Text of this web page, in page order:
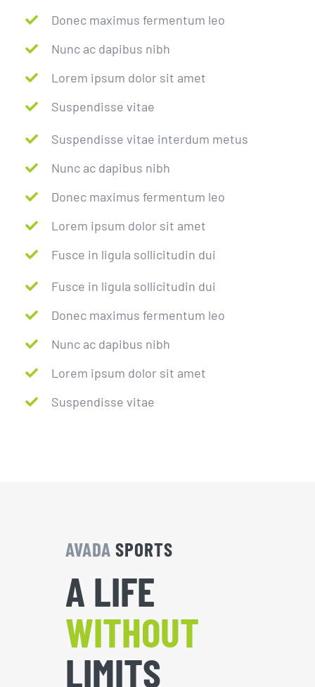
Donec maximus fermentum leo
Nunc ac dapibus nibh
Lorem ipsum dolor sit amet
Suspendisse vitae
Suspendisse vitae interdum metus
Nunc ac dapibus nibh
Donec maximus fermentum leo
Lorem ipsum dolor sit amet
Fusce in ligula sollicitudin dui
Fusce in ligula sollicitudin dui
Donec maximus fermentum leo
Nunc ac dapibus nibh
Lorem ipsum dolor sit amet
Suspendisse vitae
AVADA SPORTS
A LIFE
WITHOUT
LIMITS